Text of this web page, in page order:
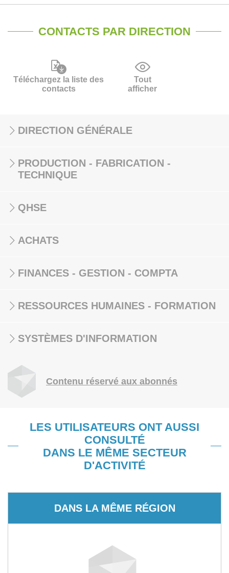
CONTACTS PAR DIRECTION
Téléchargez la liste des
contacts
Tout
afficher
DIRECTION GÉNÉRALE
PRODUCTION - FABRICATION -
TECHNIQUE
QHSE
ACHATS
FINANCES - GESTION - COMPTA
RESSOURCES HUMAINES - FORMATION
SYSTÈMES D'INFORMATION
Contenu réservé aux abonnés
LES UTILISATEURS ONT AUSSI
CONSULTÉ
DANS LE MÊME SECTEUR
D'ACTIVITÉ
DANS LA MÊME RÉGION